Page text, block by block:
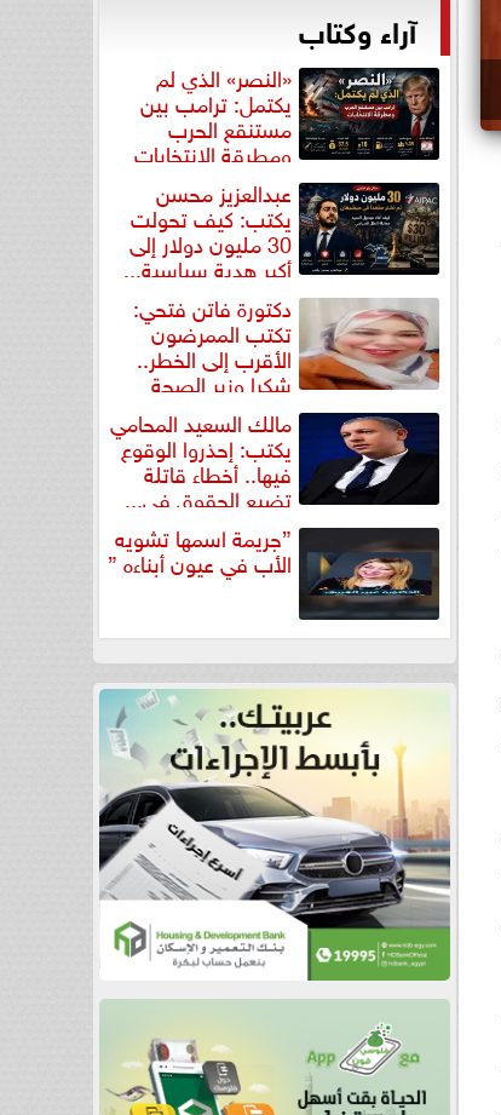
آراء وكتاب
«النصر» الذي لم
يكتمل: ترامب بين
مستنقع الحرب
ومطرقة الانتخابات
عبدالعزيز محسن
يكتب: كيف تحولت
30 مليون دولار إلى
أكبر هدية سياسية...
دكتورة فاتن فتحي:
تكتب الممرضون
الأقرب إلى الخطر..
شكرا وزير الصحة
لتكريم... مالك السعيد المحامي
يكتب: إحذروا الوقوع
فيها.. أخطاء قاتلة
تضيع الحقوق في...
”جريمة اسمها تشويه
الأب في عيون أبناءه ”